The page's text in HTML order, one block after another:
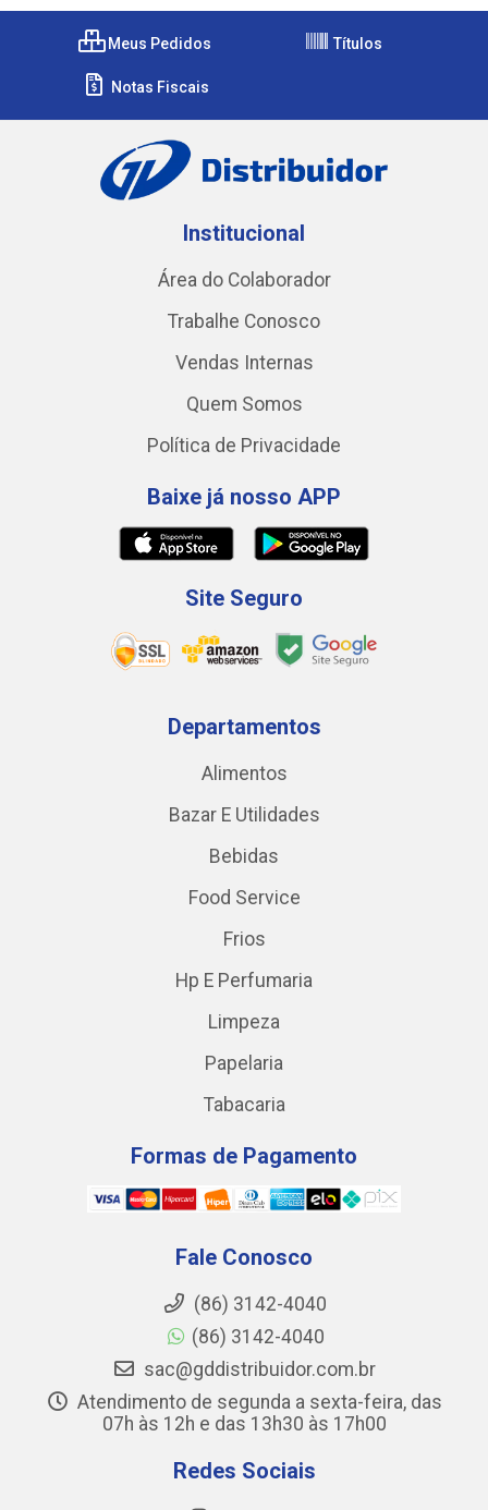
Meus Pedidos Títulos
Notas Fiscais
Institucional
Área do Colaborador
Trabalhe Conosco
Vendas Internas
Quem Somos
Política de Privacidade
Baixe já nosso APP
Site Seguro
Departamentos
Alimentos
Bazar E Utilidades
Bebidas
Food Service
Frios
Hp E Perfumaria
Limpeza
Papelaria
Tabacaria
Formas de Pagamento
Fale Conosco
(86) 3142-4040
(86) 3142-4040
sac@gddistribuidor.com.br
Atendimento de segunda a sexta-feira, das
07h às 12h e das 13h30 às 17h00
Redes Sociais